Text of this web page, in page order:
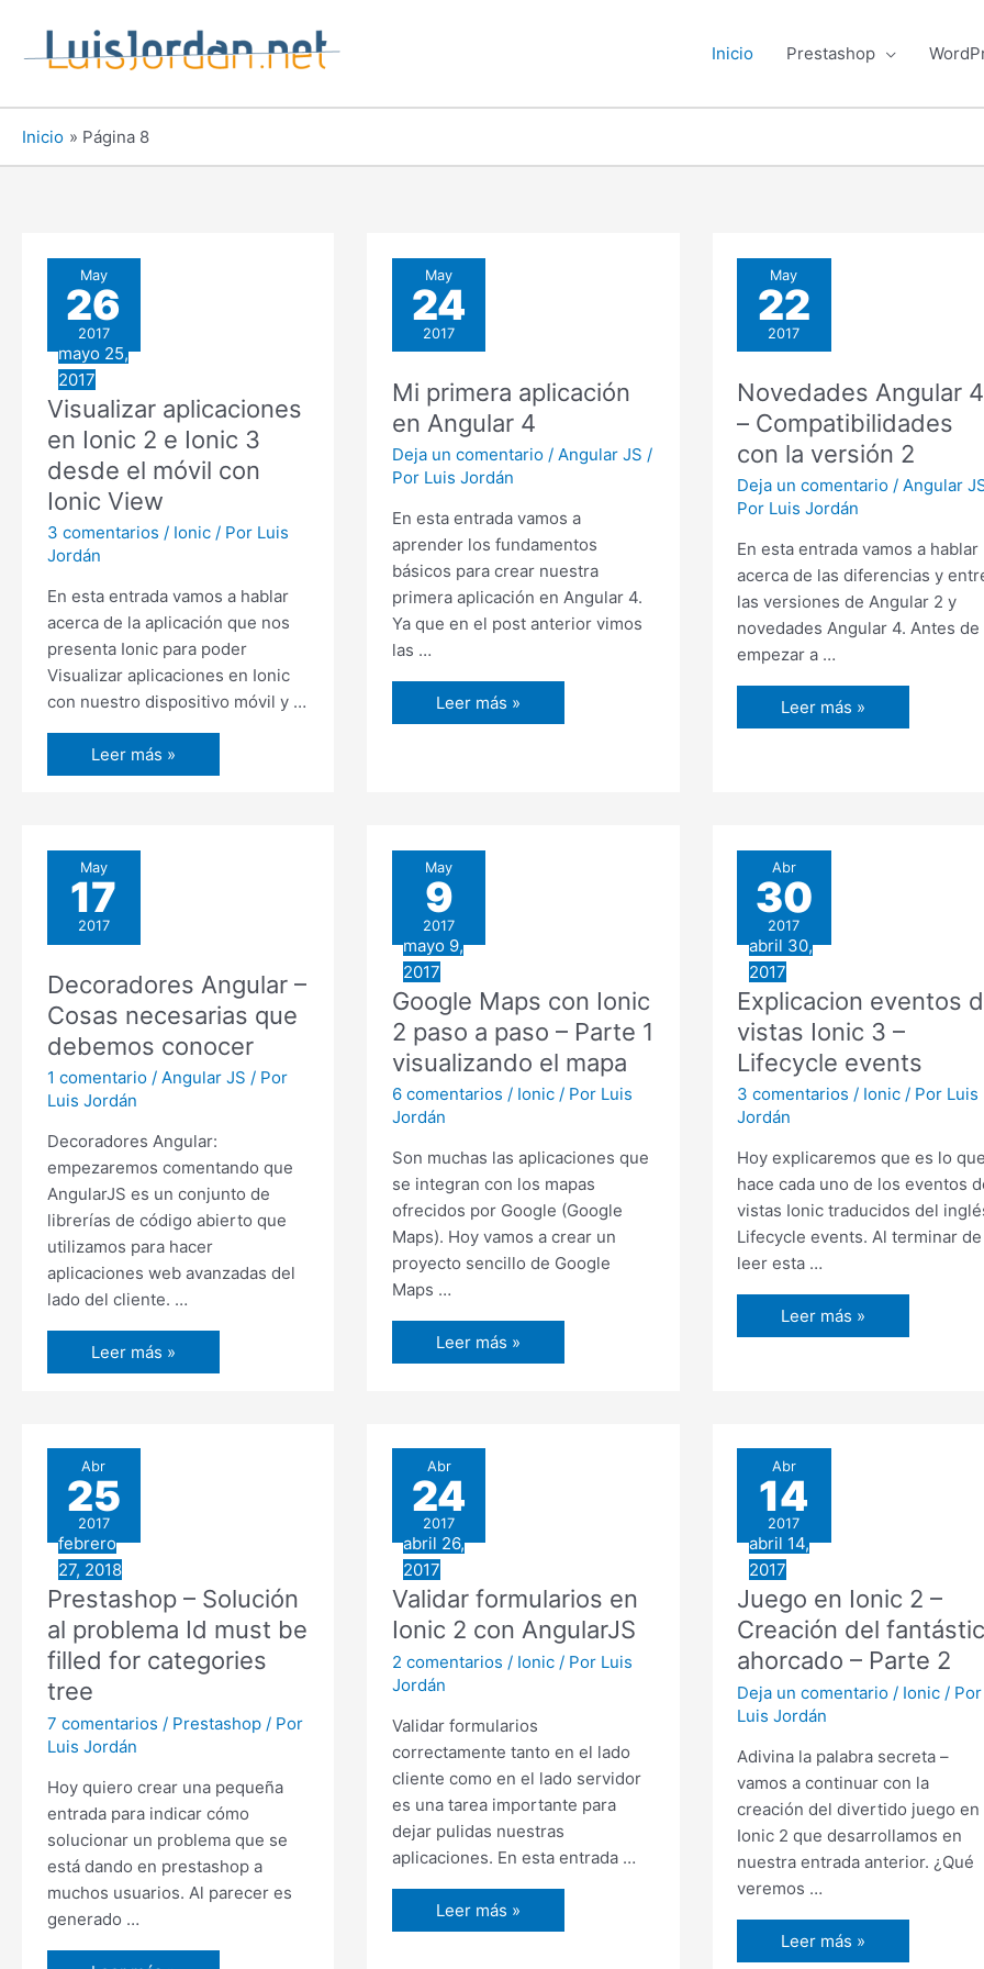
contenido
Inicio Prestashop
Inicio Página 8
May
26
2017
mayo 25,
2017
Visualizar aplicaciones
en Ionic 2 e Ionic 3
desde el móvil con
Ionic View
3 comentarios / Ionic/ Por Luis
Jordán
En esta entrada vamos a hablar
acerca de la aplicación que nos
presenta Ionic para poder
Visualizar aplicaciones en Ionic
con nuestro dispositivo móvil y …
Visualizar
aplicaciones
2
e
Ionic
3
el
móvil
con
Ionic
View
Leer más »
May
24
2017
Mi primera aplicación
en Angular 4
Deja un comentario / Angular JS /
Por Luis Jordán
En esta entrada vamos a
aprender los fundamentos
básicos para crear nuestra
primera aplicación en Angular 4.
Ya que en el post anterior vimos
las …
Mi
primera
Leer más »
May
22
2017
Novedades Angular 4
– Compatibilidades
con la versión 2
Deja un comentario / Angular
Por Luis Jordán
En esta entrada vamos a hablar
acerca de las diferencias y
las versiones de Angular 2 y
novedades Angular 4. Antes de
empezar a …
Novedades
Angular
la
versión
2
Leer más »
May
17
2017
Decoradores Angular –
Cosas necesarias que
debemos conocer
1 comentario / Angular JS / Por
Luis Jordán
Decoradores Angular:
empezaremos comentando que
AngularJS es un conjunto de
librerías de código abierto que
utilizamos para hacer
aplicaciones web avanzadas del
lado del cliente. …
Decoradores
Angular
necesarias
que
debemos
conocer
Leer más »
May
9
2017
mayo 9,
2017
Google Maps con Ionic
2 paso a paso – Parte 1
visualizando el mapa
6 comentarios / Ionic/ Por Luis
Jordán
Son muchas las aplicaciones que
se integran con los mapas
ofrecidos por Google (Google
Maps). Hoy vamos a crear un
proyecto sencillo de Google
Maps …
Google
Maps
2
paso
a
paso
–
Parte
1
visualizando
el
mapa
Leer más »
Abr
30
2017
abril 30,
2017
Explicacion eventos
vistas Ionic 3 –
Lifecycle events
3 comentarios / Ionic / Por Luis
Jordán
Hoy explicaremos que es lo
hace cada uno de los eventos
vistas Ionic traducidos del
Lifecycle events. Al terminar de
leer esta …
Explicacion
eventos
3
–
Lifecycle
events
Leer más »
Abr
25
2017
febrero
27, 2018
Prestashop – Solución
al problema Id must be
filled for categories
tree
7 comentarios / Prestashop/ Por
Luis Jordán
Hoy quiero crear una pequeña
entrada para indicar cómo
solucionar un problema que se
está dando en prestashop a
muchos usuarios. Al parecer es
generado …
Abr
24
2017
abril 26,
2017
Validar formularios en
Ionic 2 con AngularJS
2 comentarios / Ionic/ Por Luis
Jordán
Validar formularios
correctamente tanto en el lado
cliente como en el lado servidor
es una tarea importante para
dejar pulidas nuestras
aplicaciones. En esta entrada …
Validar
formularios
Leer más »
Abr
14
2017
abril 14,
2017
Juego en Ionic 2 –
Creación del
ahorcado – Parte 2
Deja un comentario / Ionic / Por
Luis Jordán
Adivina la palabra secreta –
vamos a continuar con la
creación del divertido juego en
Ionic 2 que desarrollamos en
nuestra entrada anterior. ¿Qué
veremos …
Juego
Leer más »